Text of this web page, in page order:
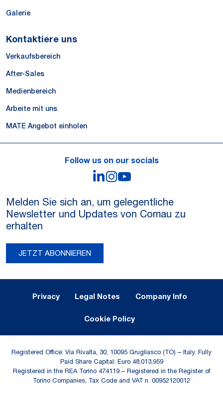
Galerie
Kontaktiere uns
Verkaufsbereich
After-Sales
Medienbereich
Arbeite mit uns
MATE Angebot einholen
Follow us on our socials
LinkedIn
Instagram
Melden Sie sich an, um gelegentliche
Newsletter und Updates von Comau zu
erhalten
JETZT ABONNIEREN
Privacy Legal Notes Company Info
Cookie Policy
Registered Office: Via Rivalta, 30, 10095 Grugliasco (TO) – Italy. Fully
Paid Share Capital: Euro 48,013,959
Registered in the REA Torino 474119 – Registered in the Register of
Torino Companies, Tax Code and VAT n. 00952120012